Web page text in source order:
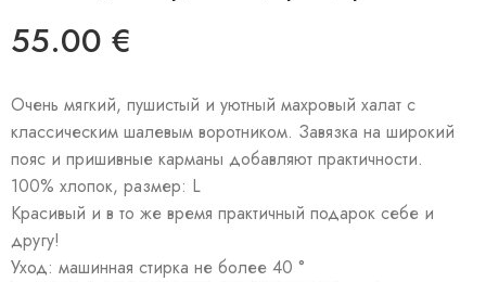
55.00 €
Очень мягкий, пушистый и уютный махровый халат с
классическим шалевым воротником. Завязка на широкий
пояс и пришивные карманы добавляют практичности.
100% хлопок, размер: L
Красивый и в то же время практичный подарок себе и
другу!
Уход: машинная стирка не более 40 °